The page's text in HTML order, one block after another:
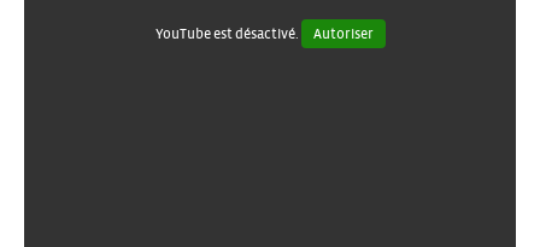
YouTube est désactivé. Autoriser